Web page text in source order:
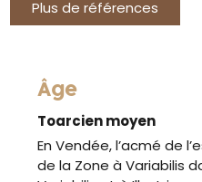
Plus de références
Âge
Toarcien moyen
En Vendée, l’acmé de
de la Zone à Variabilis